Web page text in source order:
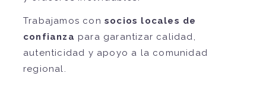
Trabajamos con socios locales de
confianza para garantizar calidad,
autenticidad y apoyo a la comunidad
regional.